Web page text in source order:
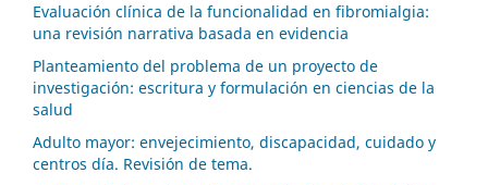
Evaluación clínica de la funcionalidad en fibromialgia:
una revisión narrativa basada en evidencia
Planteamiento del problema de un proyecto de
investigación: escritura y formulación en ciencias de la
salud
Adulto mayor: envejecimiento, discapacidad, cuidado y
centros día. Revisión de tema.